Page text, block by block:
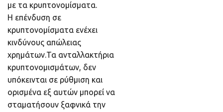
με τα κρυπτονομίσματα.
Η επένδυση σε
κρυπτονομίσματα ενέχει
κινδύνους απώλειας
χρημάτων.Τα ανταλλακτήρια
κρυπτονομισμάτων, δεν
υπόκεινται σε ρύθμιση και
ορισμένα εξ αυτών μπορεί να
σταματήσουν ξαφνικά την